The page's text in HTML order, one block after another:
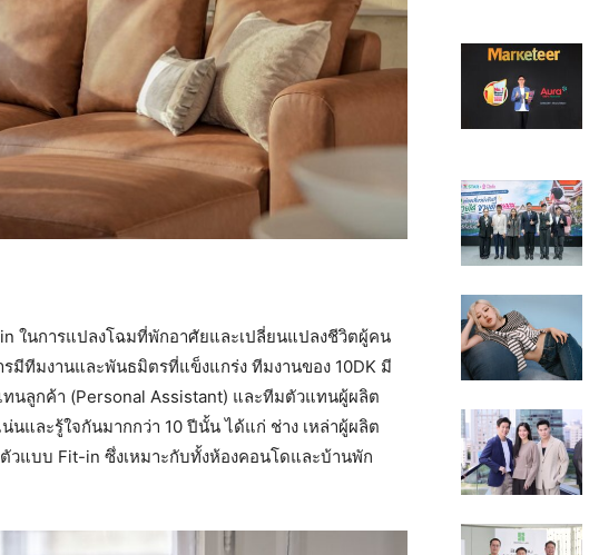
ในการแปลงโฉมที่พักอาศัยและเปลี่ยนแปลงชีวิตผู้คน
มีทีมงานและพันธมิตรที่แข็งแกร่ง ทีมงานของ 10DK มี
นลูกค้า (Personal Assistant) และทีมตัวแทนผู้ผลิต
ละรู้ใจกันมากกว่า 10 ปีนั้น ได้แก่ ช่าง เหล่าผู้ผลิต
วแบบ Fit-in ซึ่งเหมาะกับทั้งห้องคอนโดและบ้านพัก